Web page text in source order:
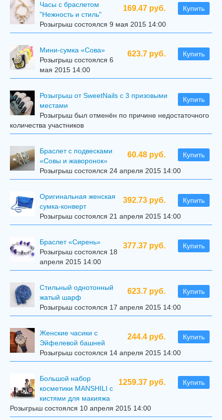
169.47 руб. Купить
Часы с браслетом
"Нежность и стиль"
Розыгрыш состоялся 9 мая 2015 14:00
623.7 руб. Купить
Мини-сумка «Сова»
Розыгрыш состоялся 6
мая 2015 14:00
Купить
Розыгрыш от SweetNails с 3 призовыми
местами
Розыгрыш был отменён по причине недостаточного
количества участников
60.48 руб. Купить
Браслет с подвесками
«Совы и жаворонок»
Розыгрыш состоялся 24 апреля 2015 14:00
392.73 руб. Купить
Оригинальная женская
сумка-конверт
Розыгрыш состоялся 21 апреля 2015 14:00
377.37 руб. Купить
Браслет «Сирень»
Розыгрыш состоялся 18
апреля 2015 14:00
623.7 руб. Купить
Стильный однотонный
жатый шарф
Розыгрыш состоялся 17 апреля 2015 14:00
244.4 руб. Купить
Женские часики с
Эйфелевой башней
Розыгрыш состоялся 14 апреля 2015 14:00
1259.37 руб. Купить
Большой набор
косметики MANSHILI с
кистями для макияжа
Розыгрыш состоялся 10 апреля 2015 14:00